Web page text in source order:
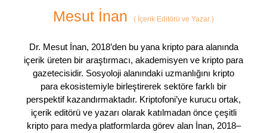
Mesut İnan ( İçerik Editörü ve Yazar )
Dr. Mesut İnan, 2018’den bu yana kripto para alanında
içerik üreten bir araştırmacı, akademisyen ve kripto para
gazetecisidir. Sosyoloji alanındaki uzmanlığını kripto
para ekosistemiyle birleştirerek sektöre farklı bir
perspektif kazandırmaktadır. Kriptofoni’ye kurucu ortak,
içerik editörü ve yazarı olarak katılmadan önce çeşitli
kripto para medya platformlarda görev alan İnan, 2018–